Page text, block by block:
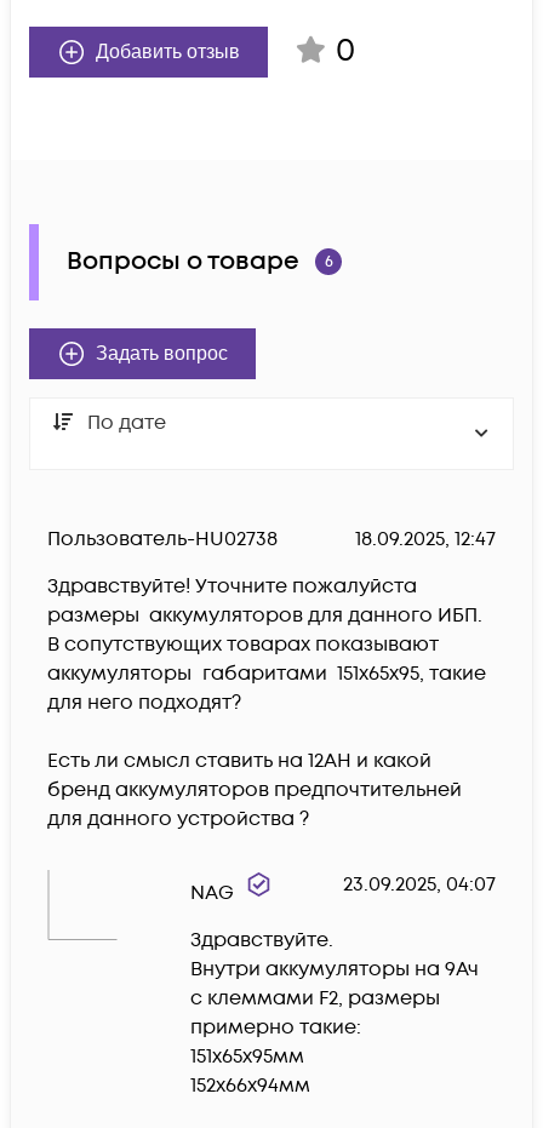
Добавить отзыв 0
Вопросы о товаре 6
Задать вопрос
По дате
Пользователь-HU02738
18.09.2025, 12:47
Здравствуйте! Уточните пожалуйста
размеры  аккумуляторов для данного ИБП.
В сопутствующих товарах показывают
аккумуляторы 	габаритами  151x65x95, такие
для него подходят?
Есть ли смысл ставить на 12AH и какой
бренд аккумуляторов предпочтительней
для данного устройства ?
NAG 23.09.2025, 04:07
Здравствуйте.
Внутри аккумуляторы на 9Ач
с клеммами F2, размеры
примерно такие:
151x65x95мм
152x66x94мм